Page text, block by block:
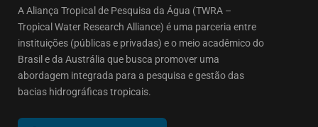
A Aliança Tropical de Pesquisa da Água (TWRA –
Tropical Water Research Alliance) é uma parceria entre
instituições (públicas e privadas) e o meio acadêmico do
Brasil e da Austrália que busca promover uma
abordagem integrada para a pesquisa e gestão das
bacias hidrográficas tropicais.